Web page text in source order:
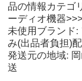
品の情報カテゴ
ーディオ機器
未使用ブランド:
み(出品者負担)
発送元の地域:
送